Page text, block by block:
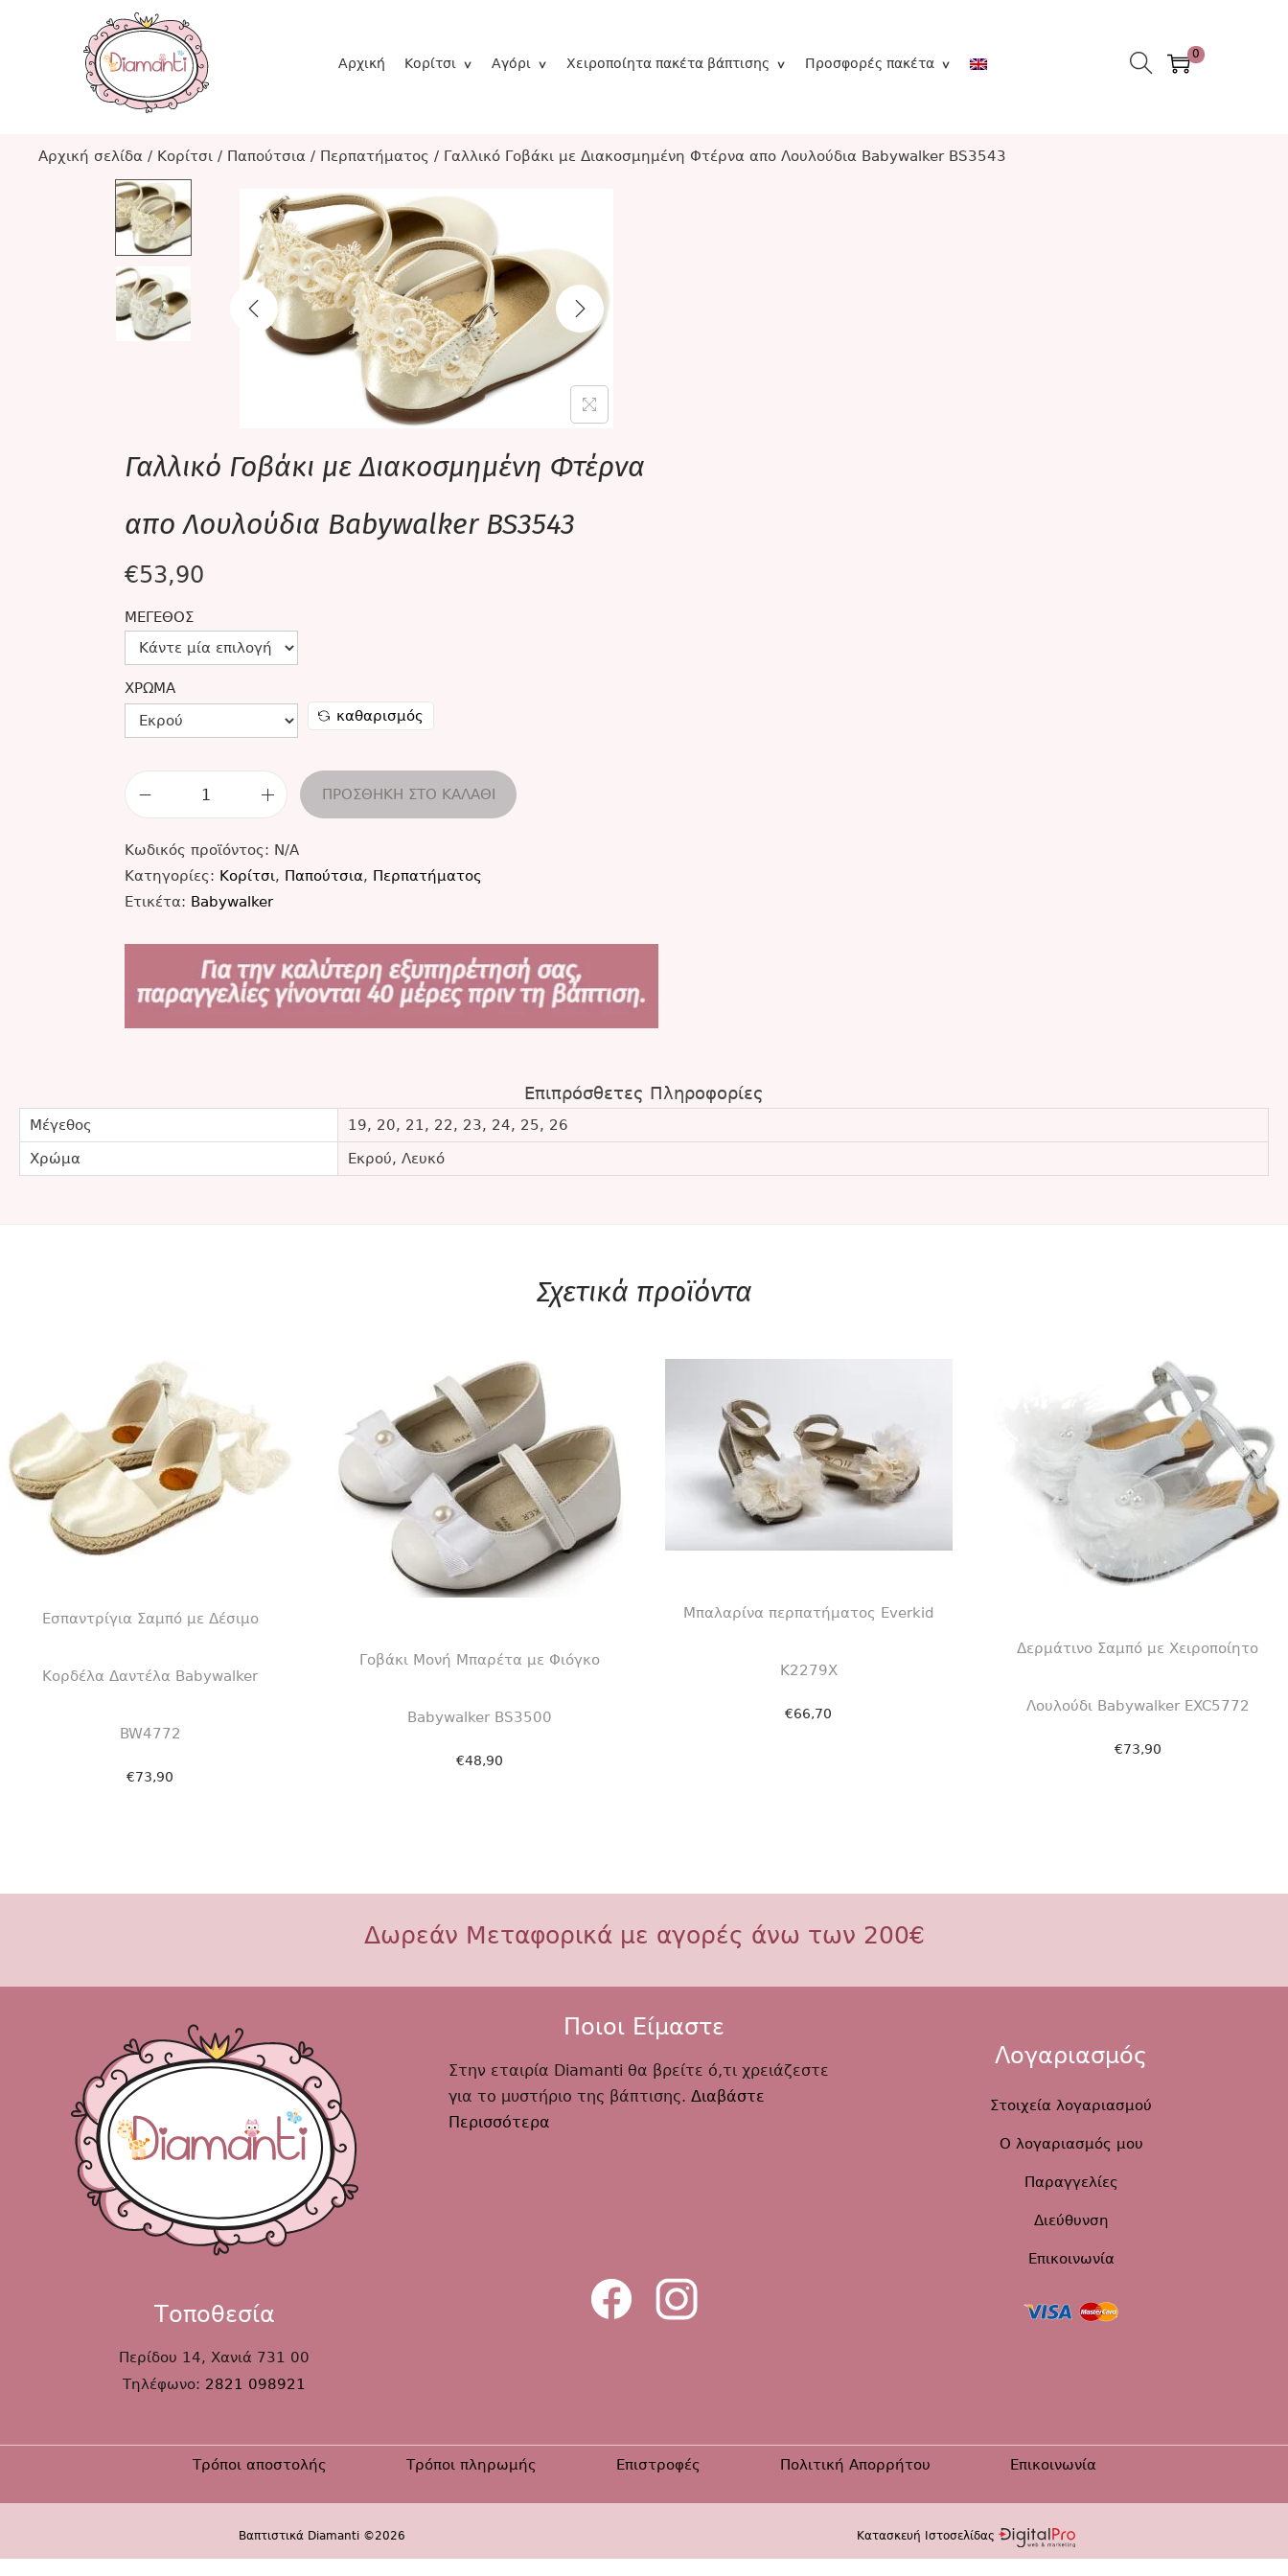
Αρχική Κορίτσι Αγόρι Χειροποίητα πακέτα βάπτισης Προσφορές πακέτα
0
Αρχική σελίδα / Κορίτσι / Παπούτσια / Περπατήματος / Γαλλικό Γοβάκι με Διακοσμημένη Φτέρνα απο Λουλούδια Babywalker BS3543
Γαλλικό Γοβάκι με Διακοσμημένη Φτέρνα
απο Λουλούδια Babywalker BS3543
€53,90
ΜΈΓΕΘΟΣ
ΧΡΏΜΑ
καθαρισμός
ΠΡΟΣΘΉΚΗ ΣΤΟ ΚΑΛΆΘΙ
Κωδικός προϊόντος: N/A
Κατηγορίες: Κορίτσι, Παπούτσια, Περπατήματος
Ετικέτα: Babywalker
Επιπρόσθετες Πληροφορίες
Μέγεθος
19, 20, 21, 22, 23, 24, 25, 26
Χρώμα
Εκρού, Λευκό
Σχετικά προϊόντα
Εσπαντρίγια Σαμπό με Δέσιμο
Κορδέλα Δαντέλα Babywalker
BW4772
€73,90
Γοβάκι Μονή Μπαρέτα με Φιόγκο
Babywalker BS3500
€48,90
Μπαλαρίνα περπατήματος Everkid
Κ2279Χ
€66,70
Δερμάτινο Σαμπό με Χειροποίητο
Λουλούδι Babywalker EXC5772
€73,90
Δωρεάν Μεταφορικά με αγορές άνω των 200€
Τοποθεσία
Περίδου 14, Χανιά 731 00
Τηλέφωνο: 2821 098921
Ποιοι Είμαστε
Στην εταιρία Diamanti θα βρείτε ό,τι χρειάζεστε
για το μυστήριο της βάπτισης. Διαβάστε
Περισσότερα
Λογαριασμός
Στοιχεία λογαριασμού
Ο λογαριασμός μου
Παραγγελίες
Διεύθυνση
Επικοινωνία
Τρόποι αποστολής Τρόποι πληρωμής Επιστροφές Πολιτική Απορρήτου Επικοινωνία
Βαπτιστικά Diamanti ©2026 Κατασκευή Ιστοσελίδας